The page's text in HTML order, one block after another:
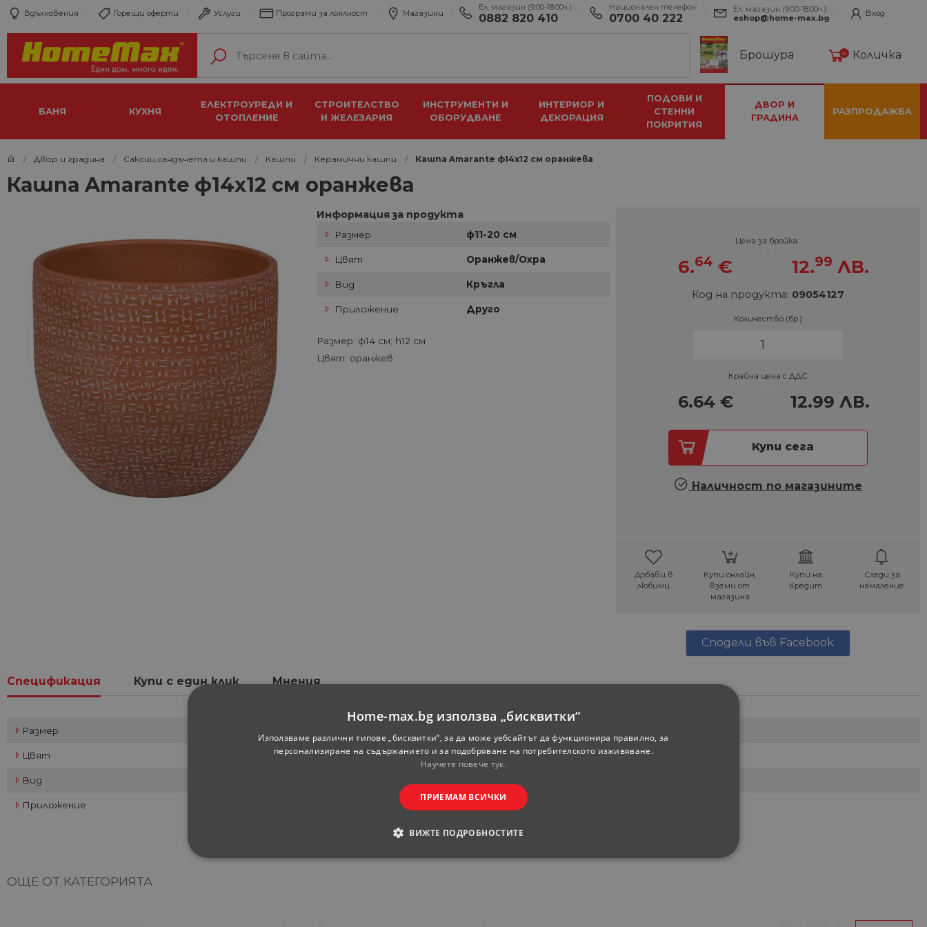
Вдъхновения Горещи оферти Услуги Програми за лоялност Магазини
Ел. магазин (9:00-18:00ч.):
0882 820 410
Национален телефон:
0700 40 222
Ел. магазин (9:00-18:00ч.):
eshop@home-max.bg
Вход
Брошура 0 Количка
БАНЯ КУХНЯ
ЕЛЕКТРОУРЕДИ И
ОТОПЛЕНИЕ
СТРОИТЕЛСТВО
И ЖЕЛЕЗАРИЯ
ИНСТРУМЕНТИ И
ОБОРУДВАНЕ
ИНТЕРИОР И
ДЕКОРАЦИЯ
ПОДОВИ И
СТЕННИ
ПОКРИТИЯ
ДВОР И
ГРАДИНА
РАЗПРОДАЖБА
Двор и градина Саксии,сандъчета и кашпи Кашпи Керамични кашпи Кашпа Amarante ф14х12 см оранжева
Кашпа Amarante ф14х12 см оранжева
Информация за продукта
Размер ф11-20 см
Цвят Оранжев/Охра
Вид Кръгла
Приложение Друго
Размер: ф14 см; h12 см
Цвят: оранжев
Цена за бройка :
6.64 € 12.99 ЛВ.
Код на продукта: 09054127
Количество (бр.)
Крайна цена с ДДС
6.64 € 12.99 ЛВ.
Купи сега
Наличност по магазините
Добави в
любими
Купи онлайн,
вземи от
магазина
Купи на
Кредит
Следи за
намаление
Сподели във Facebook
Спецификация Купи с един клик Мнения
Размер
Цвят Оранжев/Охра
Вид
Приложение
ОЩЕ ОТ КАТЕГОРИЯТА
Home-max.bg използва „бисквитки“
Използваме различни типове „бисквитки“, за да може уебсайтът да функционира правилно, за
персонализиране на съдържанието и за подобряване на потребителското изживяване.
Научете повече тук.
ПРИЕМАМ ВСИЧКИ
ВИЖТЕ ПОДРОБНОСТИТЕ
СТРОГО НЕОБХОДИМИ СТАТИСТИЧЕСКИ МАРКЕТИНГOВИ ФУНКЦИОНАЛНИ